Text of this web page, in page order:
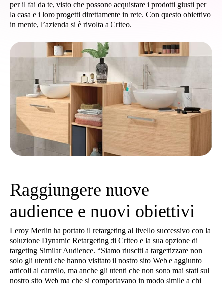
per il fai da te, visto che possono acquistare i prodotti giusti per
la casa e i loro progetti direttamente in rete. Con questo obiettivo
in mente, l’azienda si è rivolta a Criteo.
Raggiungere nuove
audience e nuovi obiettivi
Leroy Merlin ha portato il retargeting al livello successivo con la
soluzione Dynamic Retargeting di Criteo e la sua opzione di
targeting Similar Audience. “Siamo riusciti a targettizzare non
solo gli utenti che hanno visitato il nostro sito Web e aggiunto
articoli al carrello, ma anche gli utenti che non sono mai stati sul
nostro sito Web ma che si comportavano in modo simile a chi